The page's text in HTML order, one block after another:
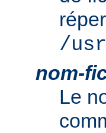
/
nom-
Le